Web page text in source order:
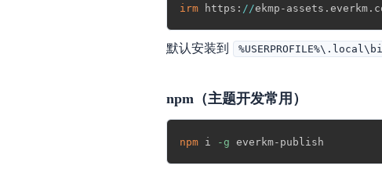
irm https: / /ekmp-assets . everkm .
默认安装到
npm（主题开发常用）
npm i -g